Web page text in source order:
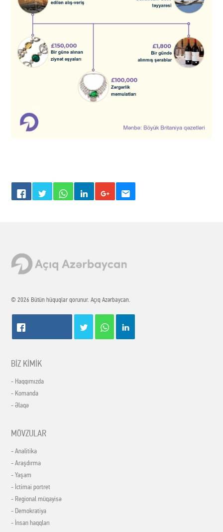
© 2026 Bütün hüquqlar qorunur. Açıq Azərbaycan.
BİZ KİMİK
- Haqqımızda
- Komanda
- Əlaqə
MÖVZULAR
- Analitika
- Araşdırma
- Yaşam
- İctimai portret
- Regional müqayisə
- Demokratiya
- İnsan haqqları